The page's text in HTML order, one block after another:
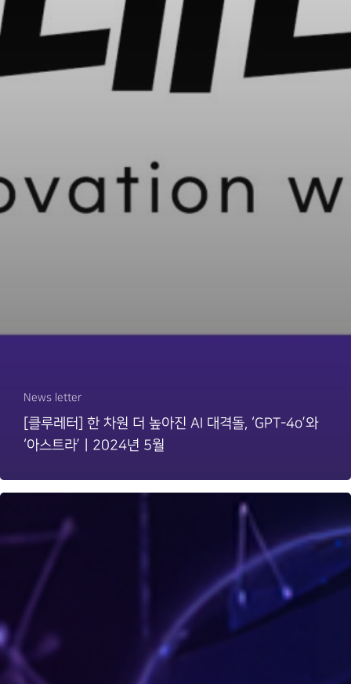
News letter
[클루레터] 한 차원 더 높아진 AI 대격돌, ‘GPT-4o’와
‘아스트라’ㅣ2024년 5월